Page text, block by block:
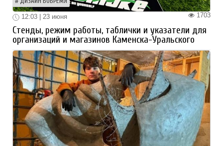
1703
12:03 | 23 июня
Стенды, режим работы, таблички и указатели для
организаций и магазинов Каменска-Уральского